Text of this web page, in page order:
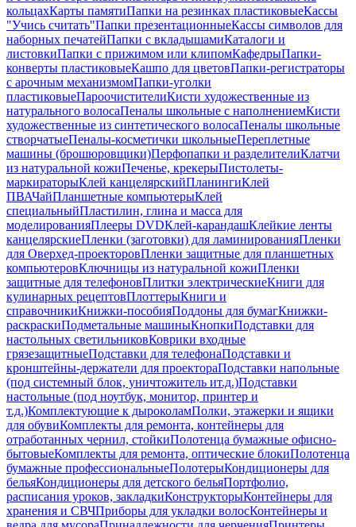
кольцахКарты памятиПапки на резинках пластиковыеКассы
"Учись считать"Папки презентационныеКассы символов для
наборных печатейПапки с вкладышамиКаталоги и
листовкиПапки с прижимом или клипомКафедрыПапки-
конверты пластиковыеКашпо для цветовПапки-регистраторы
с арочным механизмомПапки-уголки
пластиковыеПароочистителиКисти художественные из
натурального волосаПеналы школьные с наполнениемКисти
художественные из синтетического волосаПеналы школьные
створчатыеПеналы-косметички школьныеПереплетные
машины (брошюровщики)Перфопапки и разделителиКлатчи
из натуральной кожиПеченье, крекерыПистолеты-
маркираторыКлей канцелярскийПланингиКлей
ПВАЧайПланшетные компьютерыКлей
специальныйПластилин, глина и масса для
моделированияПлееры DVDКлей-карандашКлейкие ленты
канцелярскиеПленки (заготовки) для ламинированияПленки
для Оверхед-проекторовПленки защитные для планшетных
компьютеровКлючницы из натуральной кожиПленки
защитные для телефоновПлитки электрическиеКниги для
кулинарных рецептовПлоттерыКниги и
справочникиКнижки-пособияПоддоны для бумагКнижки-
раскраскиПодметальные машиныКнопкиПодставки для
настольных светильниковКоврики входные
грязезащитныеПодставки для телефонаПодставки и
кронштейны-держатели для проектораПодставки напольные
(под системный блок, уничтожитель ит.д.)Подставки
настольные (под ноутбук, монитор, принтер и
т.д.)Комплектующие к дыроколамПолки, этажерки и ящики
для обувиКомплекты для ремонта, контейнеры для
отработанных чернил, стойкиПолотенца бумажные офисно-
бытовыеКомплекты для ремонта, оптические блокиПолотенца
бумажные профессиональныеПолотерыКондиционеры для
бельяКондиционеры для детского бельяПортфолио,
расписания уроков, закладкиКонструкторыКонтейнеры для
хранения и СВЧПриборы для укладки волосКонтейнеры и